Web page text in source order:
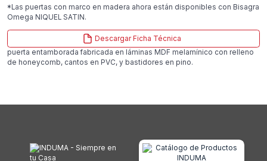
*Las puertas con marco en madera ahora están disponibles con Bisagra
Omega NIQUEL SATIN.
Descargar Ficha Técnica
puerta entamborada fabricada en láminas MDF melamínico con relleno
de honeycomb, cantos en PVC, y bastidores en pino.